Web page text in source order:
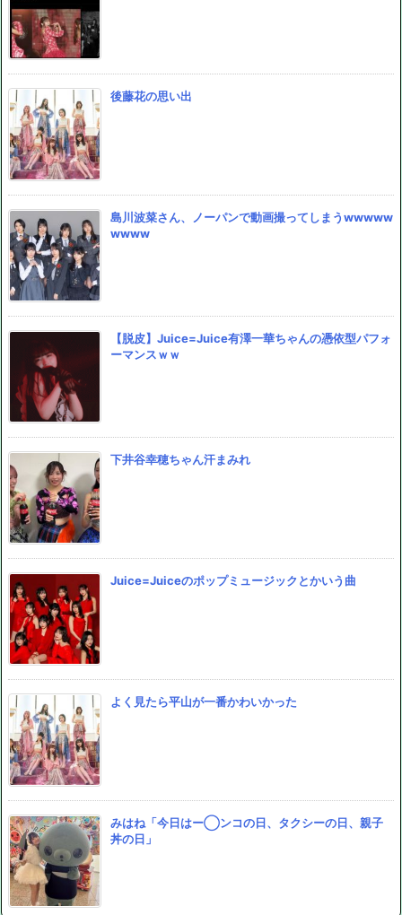
後藤花の思い出
島川波菜さん、ノーパンで動画撮ってしまうwwwww
wwww
【脱皮】Juice=Juice有澤一華ちゃんの憑依型パフォ
ーマンスｗｗ
下井谷幸穂ちゃん汗まみれ
Juice=Juiceのポップミュージックとかいう曲
よく見たら平山が一番かわいかった
みはね「今日はー◯ンコの日、タクシーの日、親子
丼の日」